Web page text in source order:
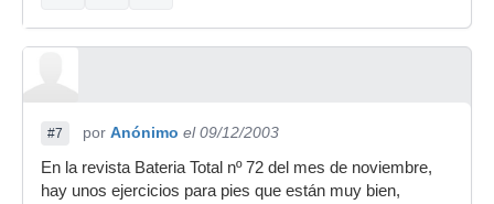
#7 por Anónimo el 09/12/2003
En la revista Bateria Total nº 72 del mes de noviembre,
hay unos ejercicios para pies que están muy bien,